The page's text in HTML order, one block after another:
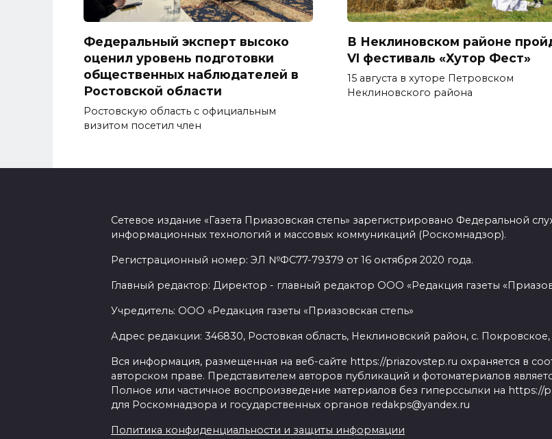
Федеральный эксперт высоко
оценил уровень подготовки
общественных наблюдателей в
Ростовской области
Ростовскую область с официальным
визитом посетил член
В Неклиновском районе
VI фестиваль «Хутор Фест»
15 августа в хуторе Петровском
Неклиновского района
Сетевое издание «Газета Приазовская степь» зарегистрировано Федеральной
информационных технологий и массовых коммуникаций (Роскомнадзор).
Регистрационный номер: ЭЛ №ФС77-79379 от 16 октября 2020 года.
Главный редактор: Директор - главный редактор ООО «Редакция газеты
Учредитель: ООО «Редакция газеты «Приазовская степь»
Адрес редакции: 346830, Ростовкая область, Неклиновский район, с. Покровское,
Вся информация, размещенная на веб-сайте https://priazovstep.ru охраняется в
авторском праве. Представителем авторов публикаций и фотоматериалов
Полное или частичное воспроизведение материалов без гиперссылки на https://
для Роскомнадзора и государственных органов redakps@yandex.ru
Политика конфиденциальности и защиты информации